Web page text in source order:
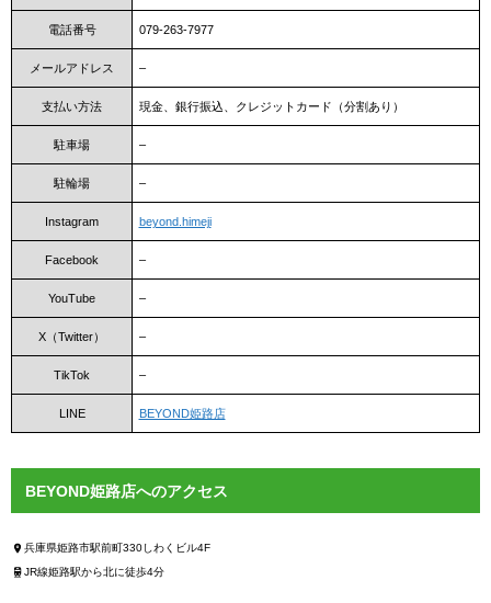
電話番号 079-263-7977
メールアドレス –
支払い方法 現金、銀行振込、クレジットカード（分割あり）
駐車場 –
駐輪場 –
Instagram beyond.himeji
Facebook –
YouTube –
X（Twitter） –
TikTok –
LINE BEYOND姫路店
BEYOND姫路店へのアクセス
兵庫県姫路市駅前町330しわくビル4F
JR線姫路駅から北に徒歩4分